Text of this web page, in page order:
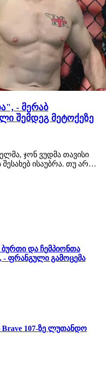
- მერაბ
შემდეგ მეტოქეზე
ჯონ ვუდმა თავისი
ისაუბრა. თუ არ
კვლავ პიოტრ იანი
3 ჩხუბი გამოვა. "თუ იანის
დვალიშვილი…
და ჩემპიონთა
- ფრანგული გამოცემა
Brave 107-ზე ლუთანდო